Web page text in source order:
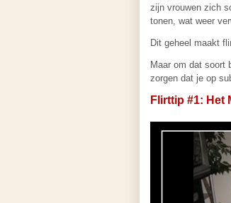
zijn vrouwen zich
tonen, wat weer
Dit geheel maakt
Maar om dat soort
zorgen dat je op
Flirttip #1: Het